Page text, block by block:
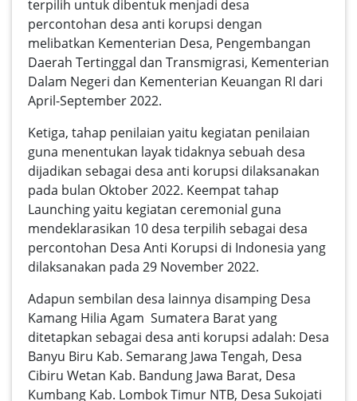
terpilih untuk dibentuk menjadi desa
percontohan desa anti korupsi dengan
melibatkan Kementerian Desa, Pengembangan
Daerah Tertinggal dan Transmigrasi, Kementerian
Dalam Negeri dan Kementerian Keuangan RI dari
April-September 2022.
Ketiga, tahap penilaian yaitu kegiatan penilaian
guna menentukan layak tidaknya sebuah desa
dijadikan sebagai desa anti korupsi dilaksanakan
pada bulan Oktober 2022. Keempat tahap
Launching yaitu kegiatan ceremonial guna
mendeklarasikan 10 desa terpilih sebagai desa
percontohan Desa Anti Korupsi di Indonesia yang
dilaksanakan pada 29 November 2022.
Adapun sembilan desa lainnya disamping Desa
Kamang Hilia Agam Sumatera Barat yang
ditetapkan sebagai desa anti korupsi adalah: Desa
Banyu Biru Kab. Semarang Jawa Tengah, Desa
Cibiru Wetan Kab. Bandung Jawa Barat, Desa
Kumbang Kab. Lombok Timur NTB, Desa Sukojati